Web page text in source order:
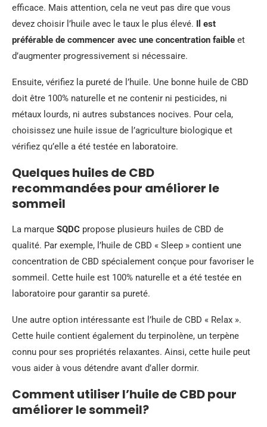
efficace. Mais attention, cela ne veut pas dire que vous
devez choisir l’huile avec le taux le plus élevé.
Il est
préférable de commencer avec une concentration faible et
d’augmenter progressivement si nécessaire.
Ensuite, vérifiez la pureté de l’huile. Une bonne huile de CBD
doit être 100% naturelle et ne contenir ni pesticides, ni
métaux lourds, ni autres substances nocives. Pour cela,
choisissez une huile issue de l’agriculture biologique et
vérifiez qu’elle a été testée en laboratoire.
Quelques huiles de CBD
recommandées pour améliorer le
sommeil
La marque SQDC propose plusieurs huiles de CBD de
qualité. Par exemple, l’huile de CBD « Sleep » contient une
concentration de CBD spécialement conçue pour favoriser le
sommeil. Cette huile est 100% naturelle et a été testée en
laboratoire pour garantir sa pureté.
Une autre option intéressante est l’huile de CBD « Relax ».
Cette huile contient également du terpinolène, un terpène
connu pour ses propriétés relaxantes. Ainsi, cette huile peut
vous aider à vous détendre avant d’aller dormir.
Comment utiliser l’huile de CBD pour
améliorer le sommeil?